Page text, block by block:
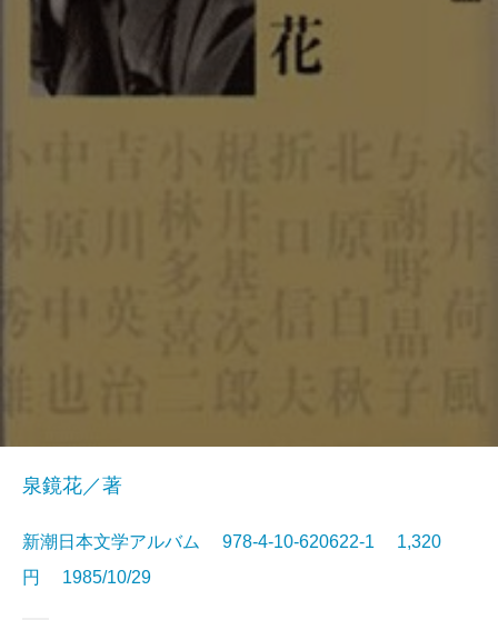
泉鏡花／著
新潮日本文学アルバム 978-4-10-620622-1 1,320
円 1985/10/29